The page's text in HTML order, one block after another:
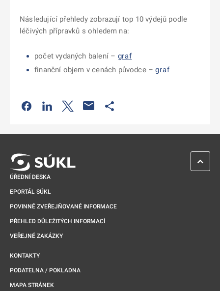
Následující přehledy zobrazují top 10 výdejů podle
léčivých přípravků s ohledem na:
počet vydaných balení – graf
finanční objem v cenách původce – graf
Odkaz se otevře na nové kartě
Odkaz se otevře na nové kartě
Odkaz se otevře na nové kartě
ÚŘEDNÍ DESKA
EPORTÁL SÚKL
POVINNĚ ZVEŘEJŇOVANÉ INFORMACE
PŘEHLED DŮLEŽITÝCH INFORMACÍ
VEŘEJNÉ ZAKÁZKY
KONTAKTY
PODATELNA / POKLADNA
MAPA STRÁNEK
ZPĚT